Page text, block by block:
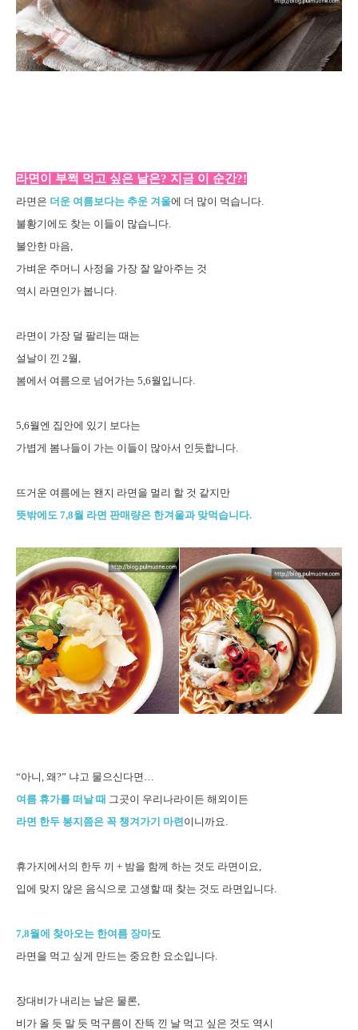
라면이 부쩍 먹고 싶은 날은? 지금 이 순간?!
라면은 더운 여름보다는 추운 겨울에 더 많이 먹습니다.
불황기에도 찾는 이들이 많습니다.
불안한 마음,
가벼운 주머니 사정을 가장 잘 알아주는 것
역시 라면인가 봅니다.
라면이 가장 덜 팔리는 때는
설날이 낀 2월,
봄에서 여름으로 넘어가는 5,6월입니다.
5,6월엔 집안에 있기 보다는
가볍게 봄나들이 가는 이들이 많아서 인듯합니다.
뜨거운 여름에는 왠지 라면을 멀리 할 것 같지만
뜻밖에도 7,8월 라면 판매량은 한겨울과 맞먹습니다.
“아니, 왜?” 냐고 물으신다면…
여름 휴가를 떠날 때 그곳이 우리나라이든 해외이든
라면 한두 봉지쯤은 꼭 챙겨가기 마련 이니까요.
휴가지에서의 한두 끼 + 밤을 함께 하는 것도 라면이요,
입에 맞지 않은 음식으로 고생할 때 찾는 것도 라면입니다.
7,8월에 찾아오는 한여름 장마도
라면을 먹고 싶게 만드는 중요한 요소입니다.
장대비가 내리는 날은 물론,
비가 올 듯 말 듯 먹구름이 잔뜩 낀 날 먹고 싶은 것도 역시